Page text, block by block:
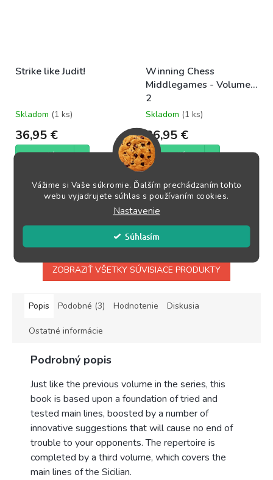
Vážime si Vaše súkromie. Ďalším prechádzaním tohto
webu vyjadrujete súhlas s používaním cookies.
Nastavenie
Súhlasím
Strike like Judit!
Skladom (1 ks)
36,95 €
Judit Polgar je najsilnejšou
šachistkou všetkých čias.
Maďarská zázračná žena už od
útleho veku...
Winning Chess
Middlegames - Volume
2
Skladom (1 ks)
36,95 €
DO KOŠÍKA
Zamysleli ste sa niekedy nad
tým, prečo veľmajstrom trvá
len niekoľko sekúnd, kým zistia,
čo sa...
ZOBRAZIŤ VŠETKY SÚVISIACE PRODUKTY
Popis Podobné (3) Hodnotenie Diskusia
Ostatné informácie
Podrobný popis
Just like the previous volume in the series, this
book is based upon a foundation of tried and
tested main lines, boosted by a number of
innovative suggestions that will cause no end of
trouble to your opponents. The repertoire is
completed by a third volume, which covers the
main lines of the Sicilian.